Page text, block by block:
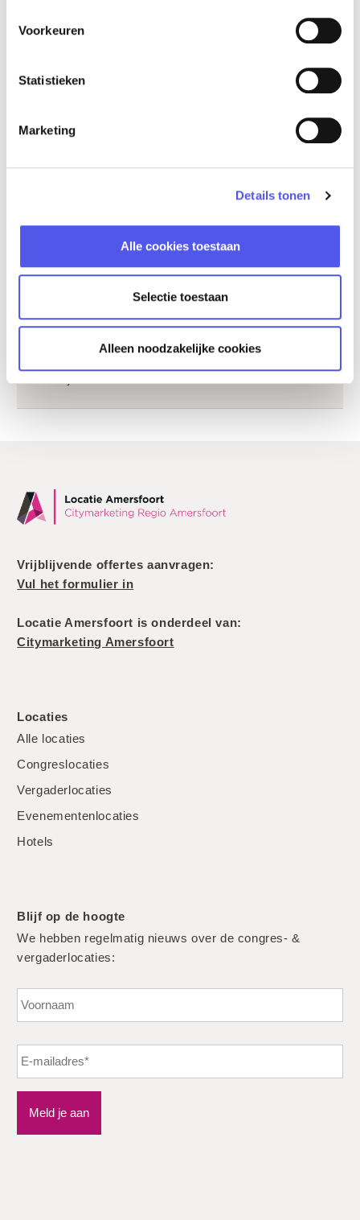
Voorkeuren
Statistieken
Marketing
Details tonen
Alle cookies toestaan
Selectie toestaan
Alleen noodzakelijke cookies
Vergaderkamers:18
Afstand tot centrum:3000 m
Afstand tot station:2500 m
Privé parkeerplaats:ja
Vrijblijvende offertes aanvragen:
Vul het formulier in
Locatie Amersfoort is onderdeel van:
Citymarketing Amersfoort
Locaties
Alle locaties
Congreslocaties
Vergaderlocaties
Evenementenlocaties
Hotels
Blijf op de hoogte
We hebben regelmatig nieuws over de congres- &
vergaderlocaties:
Meld je aan